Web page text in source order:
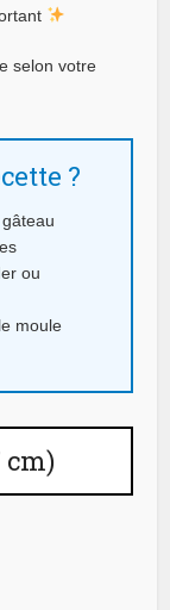
selon votre
?
ou
moule